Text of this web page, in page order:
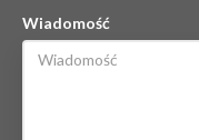
Wiadomość